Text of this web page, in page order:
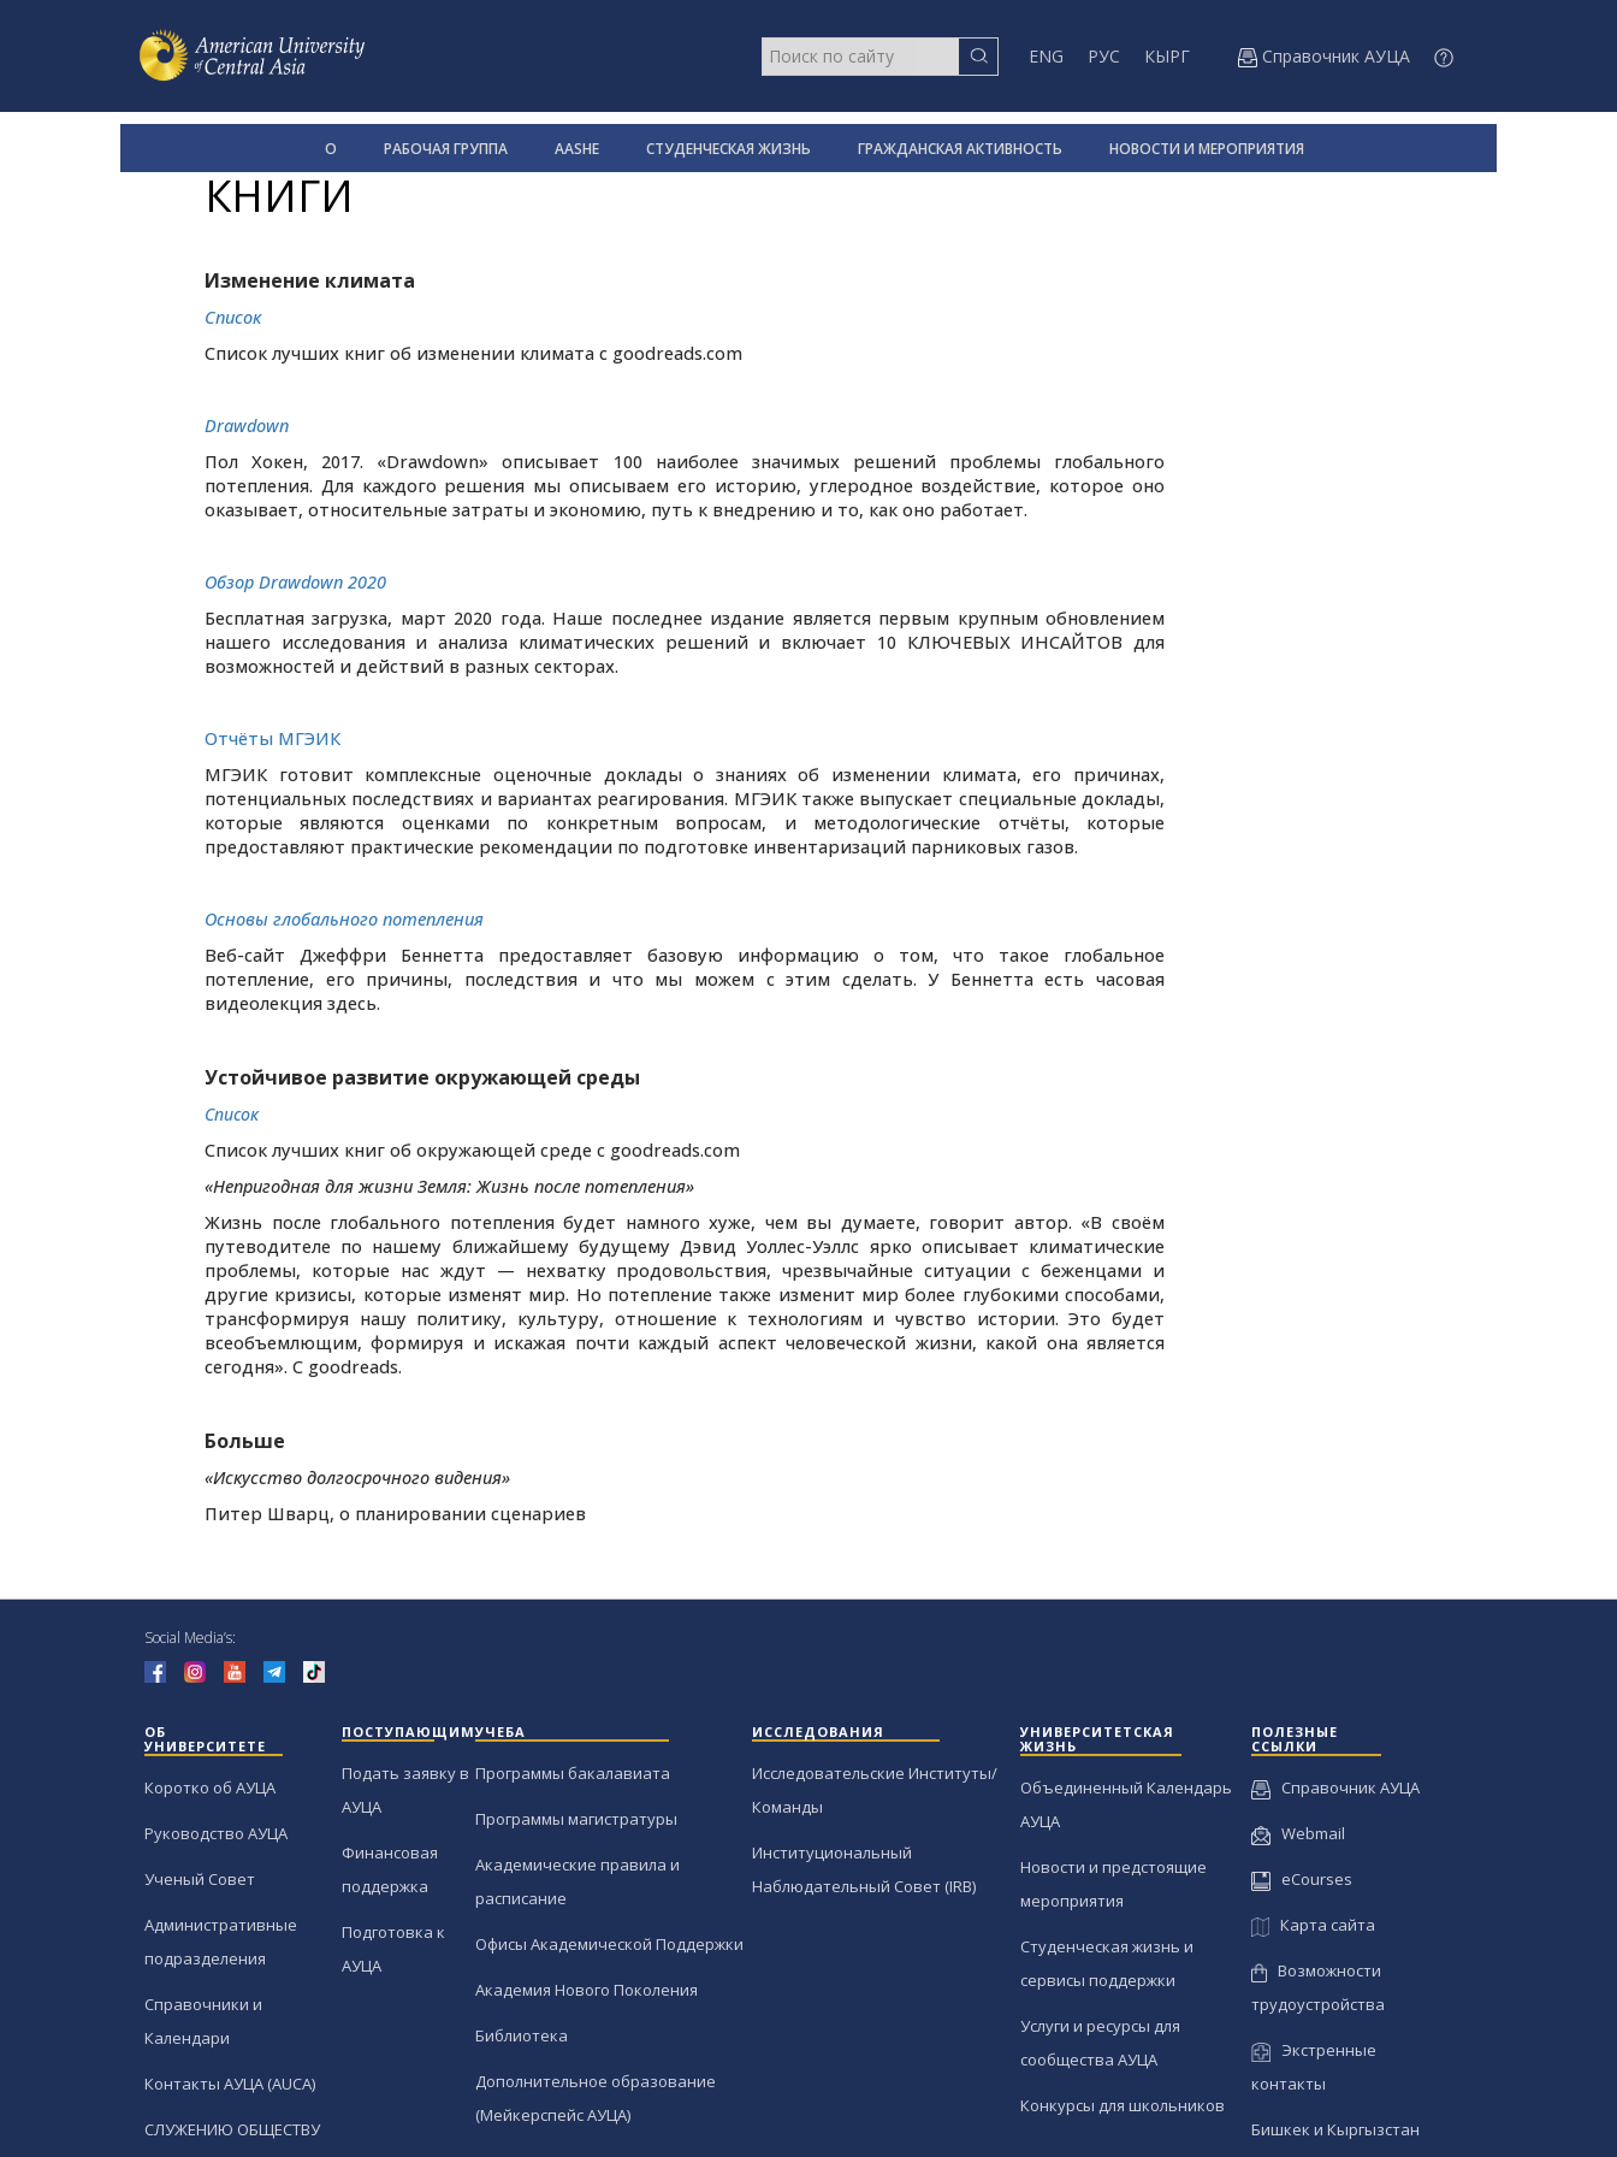
ENG РУС КЫРГ Справочник АУЦА
О РАБОЧАЯ ГРУППА AASHE СТУДЕНЧЕСКАЯ ЖИЗНЬ ГРАЖДАНСКАЯ АКТИВНОСТЬ НОВОСТИ И МЕРОПРИЯТИЯ
КНИГИ
Изменение климата
Список
Список лучших книг об изменении климата с goodreads.com
Drawdown
Пол Хокен, 2017. «Drawdown» описывает 100 наиболее значимых решений проблемы глобального
потепления. Для каждого решения мы описываем его историю, углеродное воздействие, которое оно
оказывает, относительные затраты и экономию, путь к внедрению и то, как оно работает.
Обзор Drawdown 2020
Бесплатная загрузка, март 2020 года. Наше последнее издание является первым крупным обновлением
нашего исследования и анализа климатических решений и включает 10 КЛЮЧЕВЫХ ИНСАЙТОВ для
возможностей и действий в разных секторах.
Отчёты МГЭИК
МГЭИК готовит комплексные оценочные доклады о знаниях об изменении климата, его причинах,
потенциальных последствиях и вариантах реагирования. МГЭИК также выпускает специальные доклады,
которые являются оценками по конкретным вопросам, и методологические отчёты, которые
предоставляют практические рекомендации по подготовке инвентаризаций парниковых газов.
Основы глобального потепления
Веб-сайт Джеффри Беннетта предоставляет базовую информацию о том, что такое глобальное
потепление, его причины, последствия и что мы можем с этим сделать. У Беннетта есть часовая
видеолекция здесь.
Устойчивое развитие окружающей среды
Список
Список лучших книг об окружающей среде с goodreads.com
«Непригодная для жизни Земля: Жизнь после потепления»
Жизнь после глобального потепления будет намного хуже, чем вы думаете, говорит автор. «В своём
путеводителе по нашему ближайшему будущему Дэвид Уоллес-Уэллс ярко описывает климатические
проблемы, которые нас ждут — нехватку продовольствия, чрезвычайные ситуации с беженцами и
другие кризисы, которые изменят мир. Но потепление также изменит мир более глубокими способами,
трансформируя нашу политику, культуру, отношение к технологиям и чувство истории. Это будет
всеобъемлющим, формируя и искажая почти каждый аспект человеческой жизни, какой она является
сегодня». С goodreads.
Больше
«Искусство долгосрочного видения»
Питер Шварц, о планировании сценариев
Social Media’s:
ОБ
УНИВЕРСИТЕТЕ
Коротко об АУЦА
Руководство АУЦА
Ученый Совет
Административные
подразделения
Справочники и
Календари
Контакты АУЦА (AUCA)
СЛУЖЕНИЮ ОБЩЕСТВУ
ПОСТУПАЮЩИМ
Подать заявку в
АУЦА
Финансовая
поддержка
Подготовка к
АУЦА
УЧЕБА
Программы бакалавиата
Программы магистратуры
Академические правила и
расписание
Офисы Академической Поддержки
Академия Нового Поколения
Библиотека
Дополнительное образование
(Мейкерспейс АУЦА)
ИССЛЕДОВАНИЯ
Исследовательские Институты/
Команды
Институциональный
Наблюдательный Совет (IRB)
УНИВЕРСИТЕТСКАЯ
ЖИЗНЬ
Объединенный Календарь
АУЦА
Новости и предстоящие
мероприятия
Студенческая жизнь и
сервисы поддержки
Услуги и ресурсы для
сообщества АУЦА
Конкурсы для школьников
ПОЛЕЗНЫЕ
ССЫЛКИ
Справочник АУЦА
Webmail
eCourses
Карта сайта
Возможности
трудоустройства
Экстренные
контакты
Бишкек и Кыргызстан